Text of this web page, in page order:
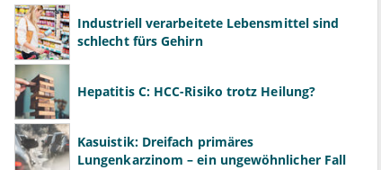
Industriell verarbeitete Lebensmittel sind
schlecht fürs Gehirn
Hepatitis C: HCC-Risiko trotz Heilung?
Kasuistik: Dreifach primäres
Lungenkarzinom – ein ungewöhnlicher Fall